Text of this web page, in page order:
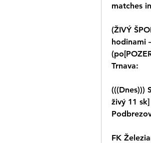
matches
(ŽIVÝ
hodinami
Trnava:
(((Dnes)))
živý 11
FK